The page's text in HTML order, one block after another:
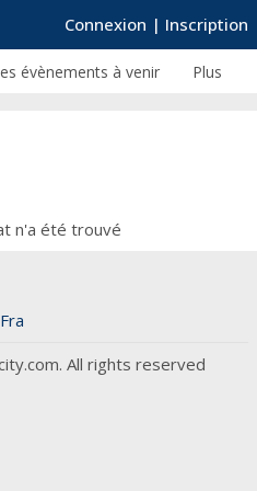
Connexion | Inscription
évènements à venir Plus
n'a été trouvé
Fra
All rights reserved